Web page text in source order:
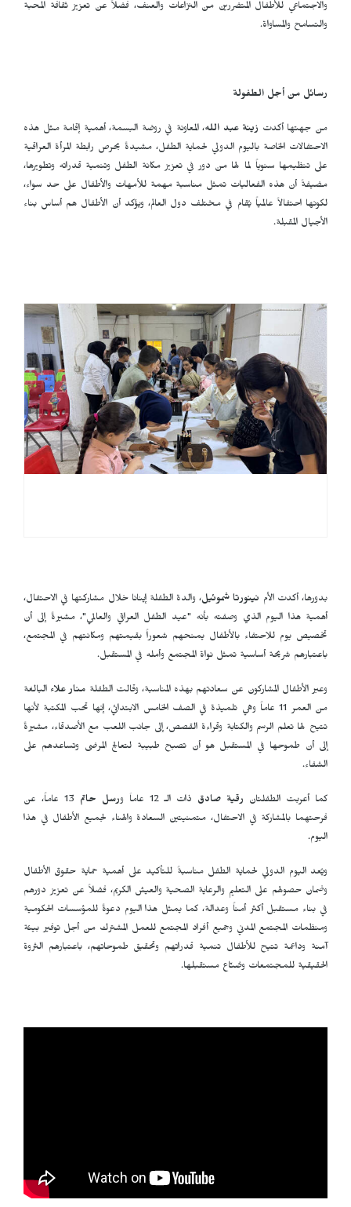
والاجتماعي للأطفال المتضررين من النزاعات والعنف، فضلاً عن تعزيز ثقافة المحبة
والتسامح والمساواة.
رسائل من أجل الطفولة
من جهتها أكدت زينة عبد الله، المعاونة في روضة البسمة، أهمية إقامة مثل هذه
الاحتفالات الخاصة باليوم الدولي لحماية الطفل، مشيدةً بحرص رابطة المرأة العراقية
على تنظيمها سنوياً لما لها من دور في تعزيز مكانة الطفل وتنمية قدراته وتطويرها،
مضيفةً أن هذه الفعاليات تمثل مناسبة مهمة للأمهات والأطفال على حد سواء،
لكونها احتفالاً عالمياً يُقام في مختلف دول العالم، ويؤكد أن الأطفال هم أساس بناء
الأجيال المقبلة.
بدورها، أكدت الأم نينورتا شموئيل، والدة الطفلة إينانا خلال مشاركتها في الاحتفال،
أهمية هذا اليوم الذي وصفته بأنه "عيد الطفل العراقي والعالمي"، مشيرةً إلى أن
تخصيص يوم للاحتفاء بالأطفال يمنحهم شعوراً بقيمتهم ومكانتهم في المجتمع،
باعتبارهم شريحة أساسية تمثل نواة المجتمع وأمله في المستقبل.
وعبر الأطفال المشاركون عن سعادتهم بهذه المناسبة، وقالت الطفلة منار علاء البالغة
من العمر 11 عاماً وهي تلميذة في الصف الخامس الابتدائي، إنها تحب المكتبة لأنها
تتيح لها تعلم الرسم والكتابة وقراءة القصص، إلى جانب اللعب مع الأصدقاء، مشيرةً
إلى أن طموحها في المستقبل هو أن تصبح طبيبة لتعالج المرضى وتساعدهم على
الشفاء.
كما أعربت الطفلتان رقية صادق ذات الـ 12 عاماَ و رسل حاتم
13 عاماً، عن
فرحتهما بالمشاركة في الاحتفال، متمنيتين السعادة والهناء لجميع الأطفال في هذا
اليوم.
ويُعد اليوم الدولي لحماية الطفل مناسبةً للتأكيد على أهمية حماية حقوق الأطفال
وضمان حصولهم على التعليم والرعاية الصحية والعيش الكريم، فضلاً عن تعزيز دورهم
في بناء مستقبل أكثر أمناً وعدالة، كما يمثل هذا اليوم دعوةً للمؤسسات الحكومية
ومنظمات المجتمع المدني وجميع أفراد المجتمع للعمل المشترك من أجل توفير بيئة
آمنة وداعمة تتيح للأطفال تنمية قدراتهم وتحقيق طموحاتهم، باعتبارهم الثروة
الحقيقية للمجتمعات وصُنّاع مستقبلها.